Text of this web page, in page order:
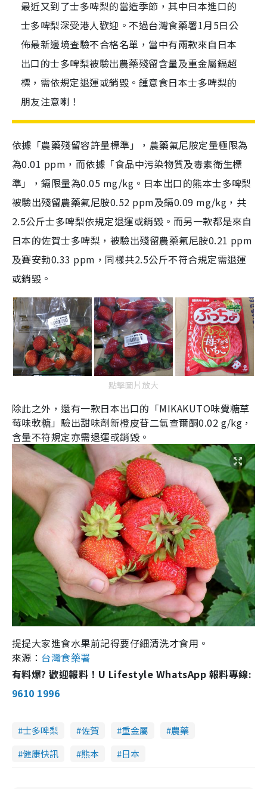
最近又到了士多啤梨的當造季節，其中日本進口的
士多啤梨深受港人歡迎。不過台灣食藥署1月5日公
佈最新邊境查驗不合格名單，當中有兩款來自日本
出口的士多啤梨被驗出農藥殘留含量及重金屬鎘超
標，需依規定退運或銷毀。鍾意食日本士多啤梨的
朋友注意喇！
依據「農藥殘留容許量標準」，農藥氟尼胺定量極限為
為0.01 ppm ，而依據「食品中污染物質及毒素衛生標
準」，鎘限量為0.05 mg/kg 。日本出口的熊本士多啤梨
被驗出殘留農藥氟尼胺0.52 ppm及鎘0.09 mg/kg ，共
2.5公斤士多啤梨依規定退運或銷毀。而另一款都是來自
日本的佐賀士多啤梨，被驗出殘留農藥氟尼胺0.21 ppm
及賽安勃0.33 ppm ，同樣共2.5公斤不符合規定需退運
或銷毀。
點擊圖片放大
除此之外，還有一款日本出口的「MIKAKUTO味覺糖草
莓味軟糖」驗出甜味劑新橙皮苷二氫查爾酮0.02 g/kg ，
含量不符規定亦需退運或銷毀。
提提大家進食水果前記得要仔細清洗才食用。
來源： 台灣食藥署
有料爆? 歡迎報料！U Lifestyle WhatsApp 報料專線:
9610 1996
士多啤梨 佐賀 重金屬
農藥
健康快訊
熊本 日本